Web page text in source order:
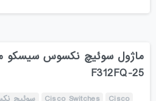
F312FQ-25